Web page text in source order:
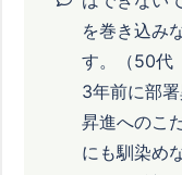
を巻き込み
す。（50代
3年前に部
昇進へのこ
にも馴染め